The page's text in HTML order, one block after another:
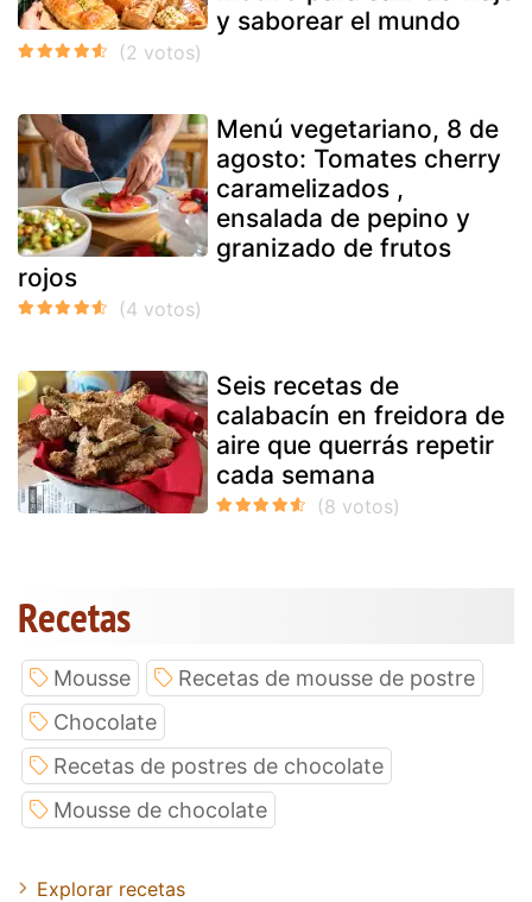
y saborear el mundo
Menú vegetariano, 8 de
agosto: Tomates cherry
caramelizados ,
ensalada de pepino y
granizado de frutos
rojos
Seis recetas de
calabacín en freidora de
aire que querrás repetir
cada semana
Recetas
Mousse
Recetas de mousse de postre
Chocolate
Recetas de postres de chocolate
Mousse de chocolate
Explorar recetas